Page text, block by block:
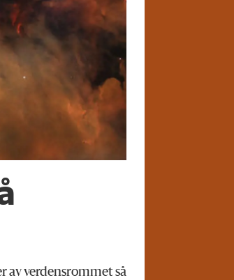
av verdensrommet så